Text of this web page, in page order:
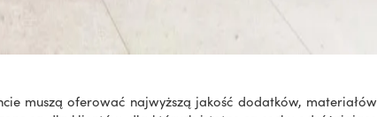
muszą oferować najwyższą jakość dodatków, materiałów